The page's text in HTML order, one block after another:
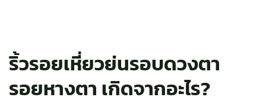
ริ้วรอยเหี่ยวย่นรอบดวงตา
รอยหางตา เกิดจากอะไร?